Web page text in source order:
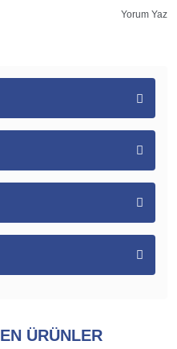
Yorum Yaz
ÜRÜNLER